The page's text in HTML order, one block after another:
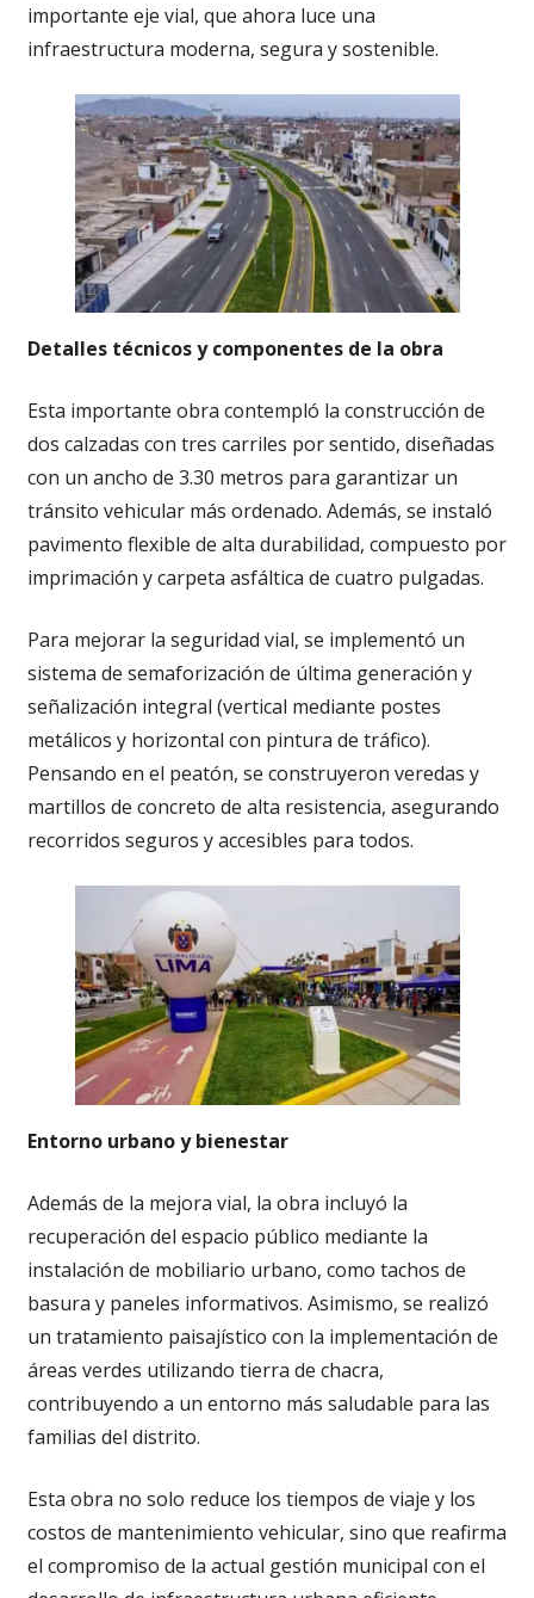
importante eje vial, que ahora luce una
infraestructura moderna, segura y sostenible.
Detalles técnicos y componentes de la obra
Esta importante obra contempló la construcción de
dos calzadas con tres carriles por sentido, diseñadas
con un ancho de 3.30 metros para garantizar un
tránsito vehicular más ordenado. Además, se instaló
pavimento flexible de alta durabilidad, compuesto por
imprimación y carpeta asfáltica de cuatro pulgadas.
Para mejorar la seguridad vial, se implementó un
sistema de semaforización de última generación y
señalización integral (vertical mediante postes
metálicos y horizontal con pintura de tráfico).
Pensando en el peatón, se construyeron veredas y
martillos de concreto de alta resistencia, asegurando
recorridos seguros y accesibles para todos.
Entorno urbano y bienestar
Además de la mejora vial, la obra incluyó la
recuperación del espacio público mediante la
instalación de mobiliario urbano, como tachos de
basura y paneles informativos. Asimismo, se realizó
un tratamiento paisajístico con la implementación de
áreas verdes utilizando tierra de chacra,
contribuyendo a un entorno más saludable para las
familias del distrito.
Esta obra no solo reduce los tiempos de viaje y los
costos de mantenimiento vehicular, sino que reafirma
el compromiso de la actual gestión municipal con el